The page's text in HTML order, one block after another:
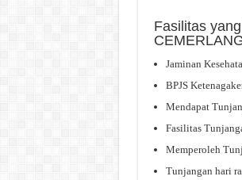
Fasilitas
Jaminan
BPJS
Mendapat
Fasilitas
Memperoleh
Tunjangan hari